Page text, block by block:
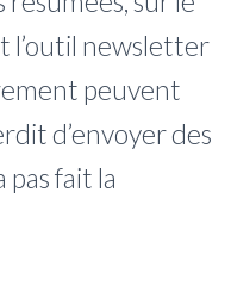
l’outil newsletter
peuvent
d’envoyer des
pas fait la